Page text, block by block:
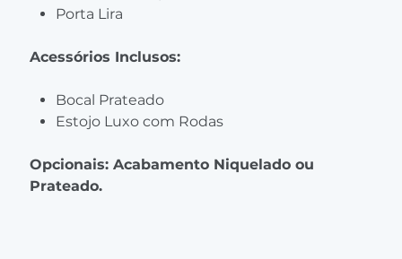
Porta Lira
Acessórios Inclusos:
Bocal Prateado
Estojo Luxo com Rodas
Opcionais: Acabamento Niquelado ou
Prateado.